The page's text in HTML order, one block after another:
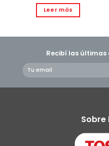
Leer más
Recibí las
Sobre